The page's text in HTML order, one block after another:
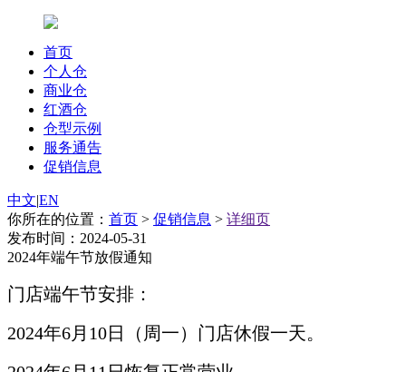
首页
个人仓
商业仓
红酒仓
仓型示例
服务通告
促销信息
中文|EN
你所在的位置： 首页 > 促销信息 > 详细页
发布时间：2024-05-31
2024年端午节放假通知
门店端午节安排：
2024年6月10日（周一）门店休假一天。